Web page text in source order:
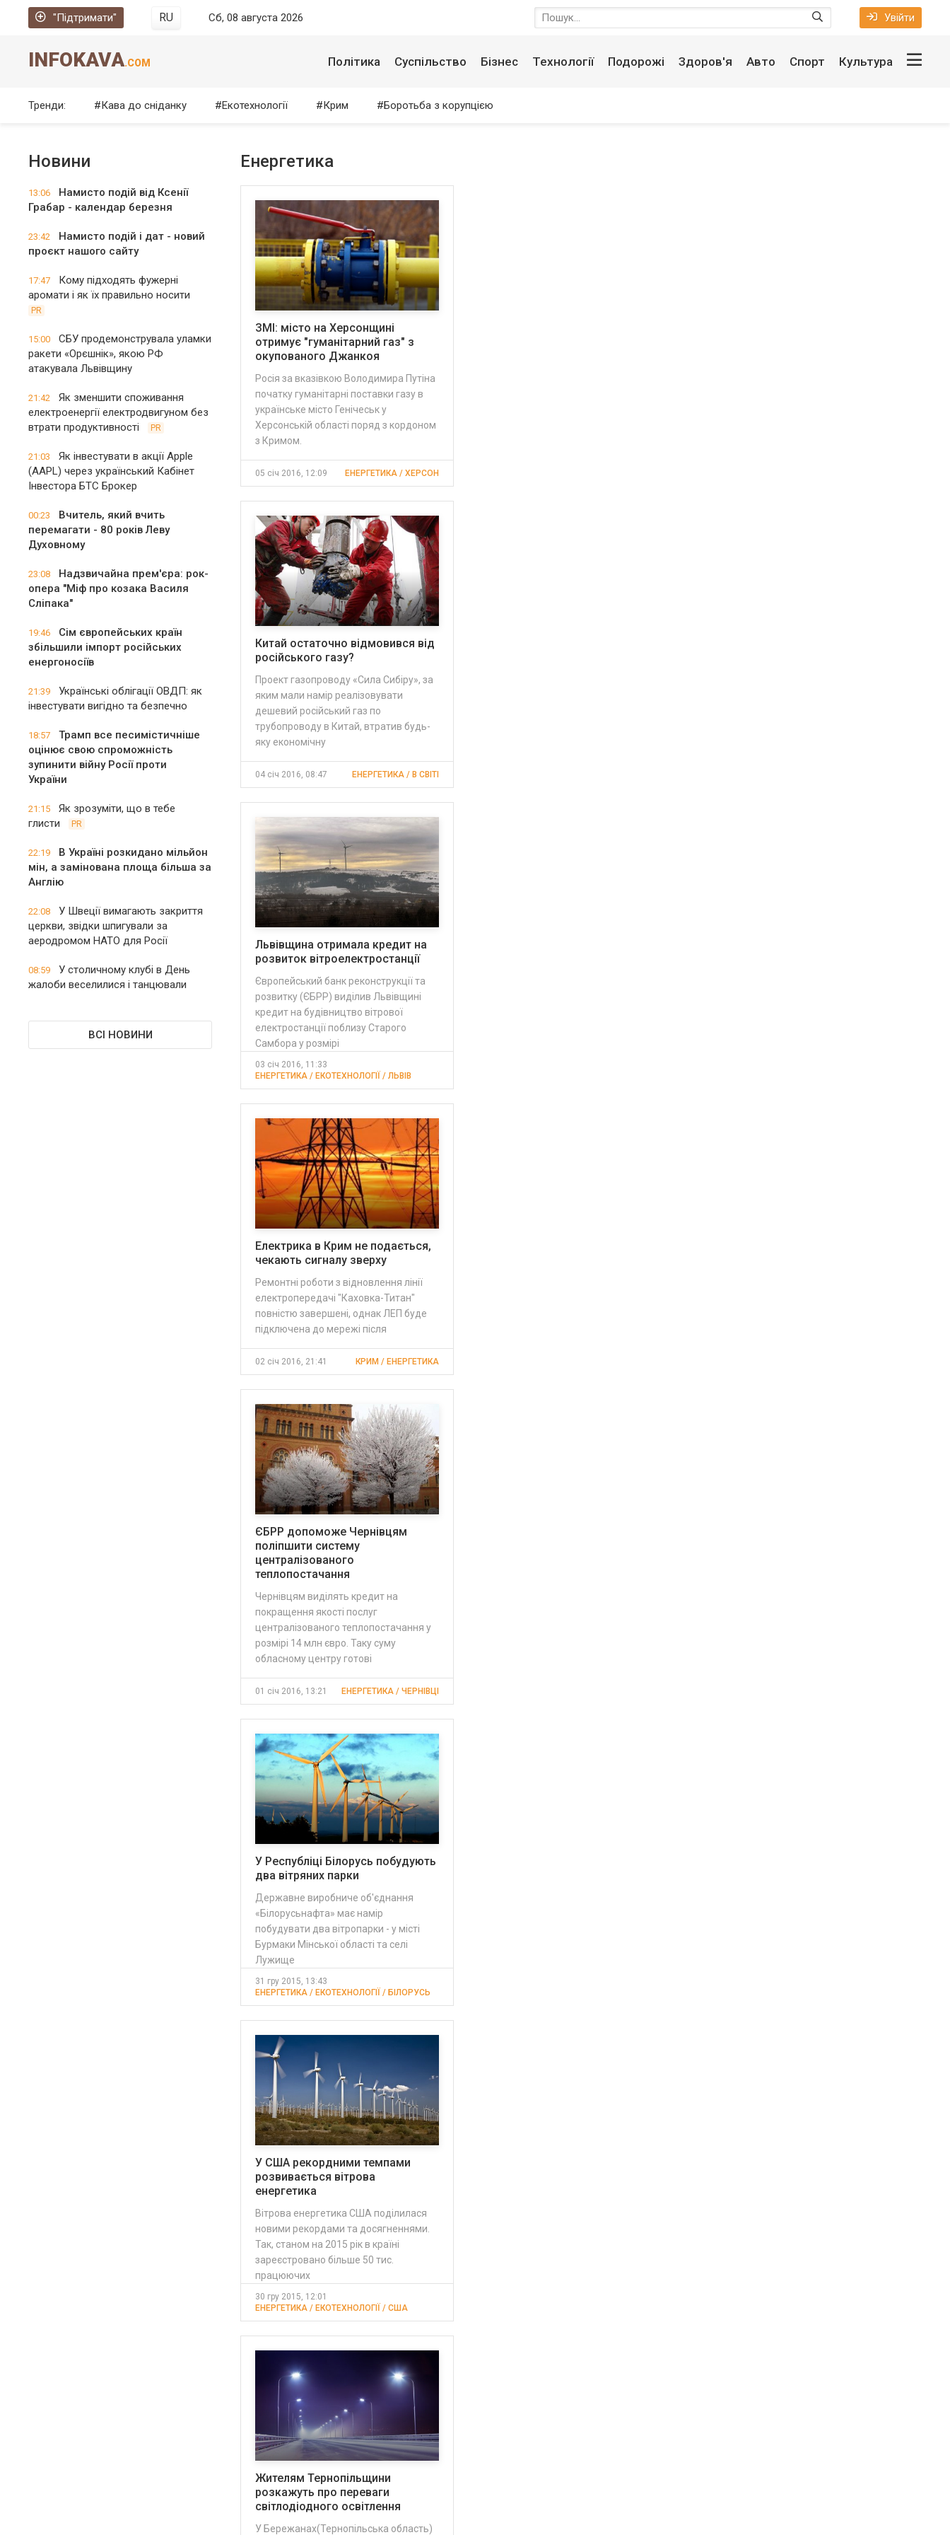
"Підтримати" RU Сб, 08 августа 2026 Увійти
INFOKAVA.COM Політика Суспільство Бізнес Технології Подорожі Здоров'я Авто Спорт Культура
Тренди: Кава до сніданку Екотехнології Крим Боротьба з корупцією
Новини
13:06
Намисто подій від Ксенії
Грабар - календар березня
23:42
Намисто подій і дат - новий
проєкт нашого сайту
17:47
Кому підходять фужерні
аромати і як їх правильно носити
PR
15:00
СБУ продемонструвала уламки
ракети «Орєшнік», якою РФ
атакувала Львівщину
21:42
Як зменшити споживання
електроенергії електродвигуном без
втрати продуктивності
PR
21:03
Як інвестувати в акції Apple
(AAPL) через український Кабінет
Інвестора БТС Брокер
00:23
Вчитель, який вчить
перемагати - 80 років Леву
Духовному
23:08
Надзвичайна прем'єра: рок-
опера "Міф про козака Василя
Сліпака"
19:46
Сім європейських країн
збільшили імпорт російських
енергоносіїв
21:39
Українські облігації ОВДП: як
інвестувати вигідно та безпечно
18:57
Трамп все песимістичніше
оцінює свою спроможність
зупинити війну Росії проти
України
21:15
Як зрозуміти, що в тебе
глисти
PR
22:19
В Україні розкидано мільйон
мін, а замінована площа більша за
Англію
22:08
У Швеції вимагають закриття
церкви, звідки шпигували за
аеродромом НАТО для Росії
08:59
У столичному клубі в День
жалоби веселилися і танцювали
ВСІ НОВИНИ
Енергетика
ЗМІ: місто на Херсонщині
отримує "гуманітарний газ" з
окупованого Джанкоя
Росія за вказівкою Володимира Путіна
початку гуманітарні поставки газу в
українське місто Генічеськ у
Херсонській області поряд з кордоном
з Кримом.
05 січ 2016, 12:09 ЕНЕРГЕТИКА / ХЕРСОН
Китай остаточно відмовився від
російського газу?
Проект газопроводу «Сила Сибіру», за
яким мали намір реалізовувати
дешевий російський газ по
трубопроводу в Китай, втратив будь-
яку економічну
04 січ 2016, 08:47 ЕНЕРГЕТИКА / В СВІТІ
Львівщина отримала кредит на
розвиток вітроелектростанції
Європейський банк реконструкції та
розвитку (ЄБРР) виділив Львівщині
кредит на будівництво вітрової
електростанції поблизу Старого
Самбора у розмірі
03 січ 2016, 11:33
ЕНЕРГЕТИКА / ЕКОТЕХНОЛОГІЇ / ЛЬВІВ
Електрика в Крим не подається,
чекають сигналу зверху
Ремонтні роботи з відновлення лінії
електропередачі "Каховка-Титан"
повністю завершені, однак ЛЕП буде
підключена до мережі після
02 січ 2016, 21:41 КРИМ / ЕНЕРГЕТИКА
ЄБРР допоможе Чернівцям
поліпшити систему
централізованого
теплопостачання
Чернівцям виділять кредит на
покращення якості послуг
централізованого теплопостачання у
розмірі 14 млн євро. Таку суму
обласному центру готові
01 січ 2016, 13:21 ЕНЕРГЕТИКА / ЧЕРНІВЦІ
У Республіці Білорусь побудують
два вітряних парки
Державне виробниче об'єднання
«Білорусьнафта» має намір
побудувати два вітропарки - у місті
Бурмаки Мінської області та селі
Лужище
31 гру 2015, 13:43
ЕНЕРГЕТИКА / ЕКОТЕХНОЛОГІЇ / БІЛОРУСЬ
У США рекордними темпами
розвивається вітрова
енергетика
Вітрова енергетика США поділилася
новими рекордами та досягненнями.
Так, станом на 2015 рік в країні
зареєстровано більше 50 тис.
працюючих
30 гру 2015, 12:01
ЕНЕРГЕТИКА / ЕКОТЕХНОЛОГІЇ / США
Жителям Тернопільщини
розкажуть про переваги
світлодіодного освітлення
У Бережанах(Тернопільська область)